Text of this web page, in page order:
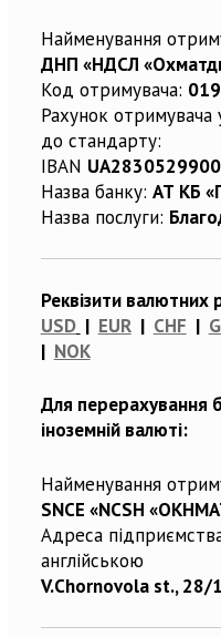
Найменування
ДНП «НДСЛ
Код отримувача:
Рахунок отримувача
до стандарту:
IBAN
Назва банку: АТ КБ
Назва послуги:
Реквізити валютних
USD | EUR| CHF |
| NOK
Для перерахування
іноземній валюті:
Найменування
SNCE «NCSH
Адреса
англійською
V.Chornovola st., 28/